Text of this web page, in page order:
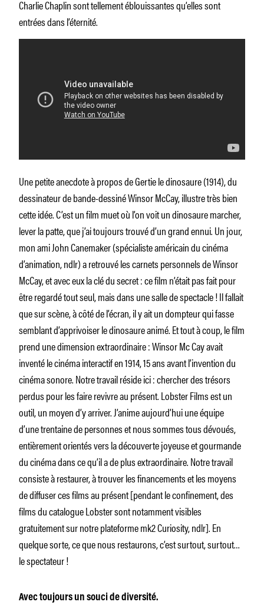
Charlie Chaplin sont tellement éblouissantes qu’elles sont
entrées dans l’éternité.
Une petite anecdote à propos de Gertie le dinosaure (1914), du
dessinateur de bande-dessiné Winsor McCay, illustre très bien
cette idée. C’est un film muet où l’on voit un dinosaure marcher,
lever la patte, que j’ai toujours trouvé d’un grand ennui. Un jour,
mon ami John Canemaker (spécialiste américain du cinéma
d’animation, ndlr) a retrouvé les carnets personnels de Winsor
McCay, et avec eux la clé du secret : ce film n’était pas fait pour
être regardé tout seul, mais dans une salle de spectacle ! Il fallait
que sur scène, à côté de l’écran, il y ait un dompteur qui fasse
semblant d’apprivoiser le dinosaure animé. Et tout à coup, le film
prend une dimension extraordinaire : Winsor Mc Cay avait
inventé le cinéma interactif en 1914, 15 ans avant l’invention du
cinéma sonore. Notre travail réside ici : chercher des trésors
perdus pour les faire revivre au présent. Lobster Films est un
outil, un moyen d’y arriver. J’anime aujourd’hui une équipe
d’une trentaine de personnes et nous sommes tous dévoués,
entièrement orientés vers la découverte joyeuse et gourmande
du cinéma dans ce qu’il a de plus extraordinaire. Notre travail
consiste à restaurer, à trouver les financements et les moyens
de diffuser ces films au présent [pendant le confinement, des
films du catalogue Lobster sont notamment visibles
gratuitement sur notre plateforme mk2 Curiosity, ndlr]. En
quelque sorte, ce que nous restaurons, c’est surtout, surtout…
le spectateur !
Avec toujours un souci de diversité.